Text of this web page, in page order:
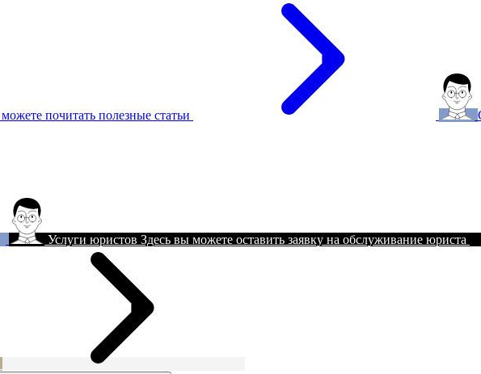
почитать полезные статьи
Услуги юристов Здесь вы можете оставить заявку на обслуживание юриста